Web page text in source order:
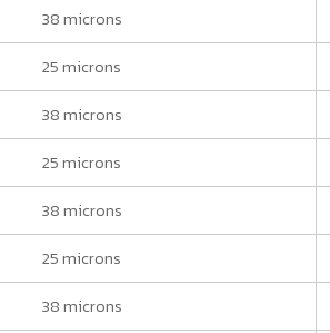
38 microns
25 microns
38 microns
25 microns
38 microns
25 microns
38 microns